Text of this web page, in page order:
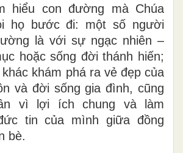
hiểu con đường mà Chúa
họ bước đi: một số người
là với sự ngạc nhiên –
hoặc sống đời thánh hiến;
khám phá ra vẻ đẹp của
và đời sống gia đình, cũng
vì lợi ích chung và làm
tin của mình giữa đồng
bè.